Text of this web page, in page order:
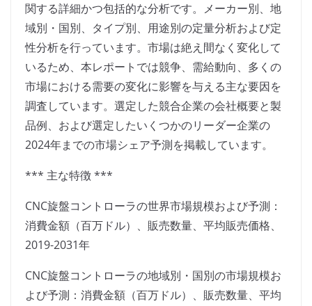
関する詳細かつ包括的な分析です。メーカー別、地
域別・国別、タイプ別、用途別の定量分析および定
性分析を行っています。市場は絶え間なく変化して
いるため、本レポートでは競争、需給動向、多くの
市場における需要の変化に影響を与える主な要因を
調査しています。選定した競合企業の会社概要と製
品例、および選定したいくつかのリーダー企業の
2024年までの市場シェア予測を掲載しています。
*** 主な特徴 ***
CNC旋盤コントローラの世界市場規模および予測：
消費金額（百万ドル）、販売数量、平均販売価格、
2019-2031年
CNC旋盤コントローラの地域別・国別の市場規模お
よび予測：消費金額（百万ドル）、販売数量、平均